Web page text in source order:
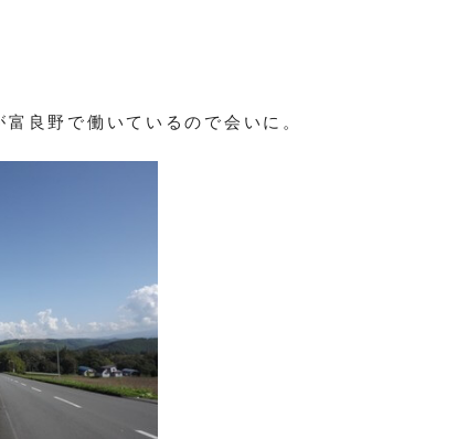
良野で働いているので会いに。